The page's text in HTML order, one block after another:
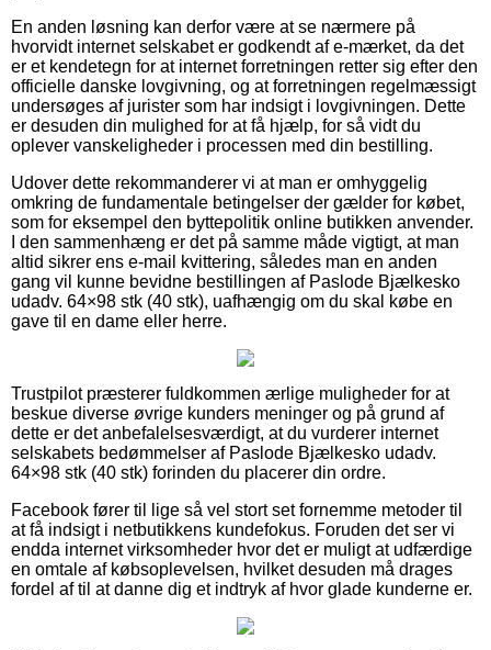
En anden løsning kan derfor være at se nærmere på
hvorvidt internet selskabet er godkendt af e-mærket, da det
er et kendetegn for at internet forretningen retter sig efter den
officielle danske lovgivning, og at forretningen regelmæssigt
undersøges af jurister som har indsigt i lovgivningen. Dette
er desuden din mulighed for at få hjælp, for så vidt du
oplever vanskeligheder i processen med din bestilling.
Udover dette rekommanderer vi at man er omhyggelig
omkring de fundamentale betingelser der gælder for købet,
som for eksempel den byttepolitik online butikken anvender.
I den sammenhæng er det på samme måde vigtigt, at man
altid sikrer ens e-mail kvittering, således man en anden
gang vil kunne bevidne bestillingen af Paslode Bjælkesko
udadv. 64×98 stk (40 stk), uafhængig om du skal købe en
gave til en dame eller herre.
Trustpilot præsterer fuldkommen ærlige muligheder for at
beskue diverse øvrige kunders meninger og på grund af
dette er det anbefalelsesværdigt, at du vurderer internet
selskabets bedømmelser af Paslode Bjælkesko udadv.
64×98 stk (40 stk) forinden du placerer din ordre.
Facebook fører til lige så vel stort set fornemme metoder til
at få indsigt i netbutikkens kundefokus. Foruden det ser vi
endda internet virksomheder hvor det er muligt at udfærdige
en omtale af købsoplevelsen, hvilket desuden må drages
fordel af til at danne dig et indtryk af hvor glade kunderne er.